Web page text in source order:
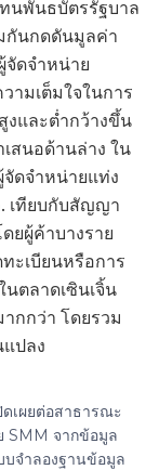
นพันธบัตรรัฐบาล
กันกดดันมูลค่า
จัดจำหน่าย
ามเต็มใจในการ
งและต่ำกว้างขึ้น
สนอด้านล่าง ใน
จัดจำหน่ายแท่ง
. เทียบกับสัญญา
ยผู้ค้าบางราย
ะเบียนหรือการ
ตลาดเซินเจิ้น
กกว่า โดยรวม
ปลง
เผยต่อสาธารณะ
SMM จากข้อมูล
จำลองฐานข้อมูล